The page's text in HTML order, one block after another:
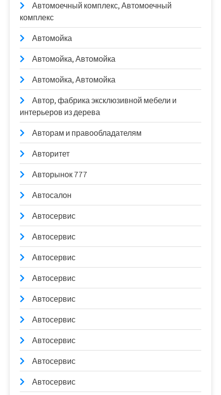
Автомоечный комплекс, Автомоечный
комплекс
Автомойка
Автомойка, Автомойка
Автомойка, Автомойка
Автор, фабрика эксклюзивной мебели и
интерьеров из дерева
Авторам и правообладателям
Авторитет
Авторынок 777
Автосалон
Автосервис
Автосервис
Автосервис
Автосервис
Автосервис
Автосервис
Автосервис
Автосервис
Автосервис